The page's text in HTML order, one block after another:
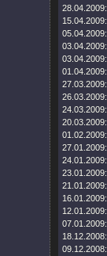
28.04.2009:
15.04.2009:
05.04.2009:
03.04.2009:
03.04.2009:
01.04.2009:
27.03.2009:
26.03.2009:
24.03.2009:
20.03.2009:
01.02.2009:
27.01.2009:
24.01.2009:
23.01.2009:
21.01.2009:
16.01.2009:
12.01.2009:
07.01.2009:
18.12.2008:
09.12.2008: